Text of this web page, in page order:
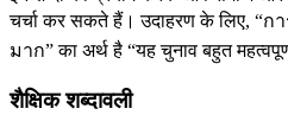
चर्चा कर सकते हैं। उदाहरण के लिए,
มาก” का अर्थ है “यह चुनाव बहुत
शैक्षिक शब्दावली